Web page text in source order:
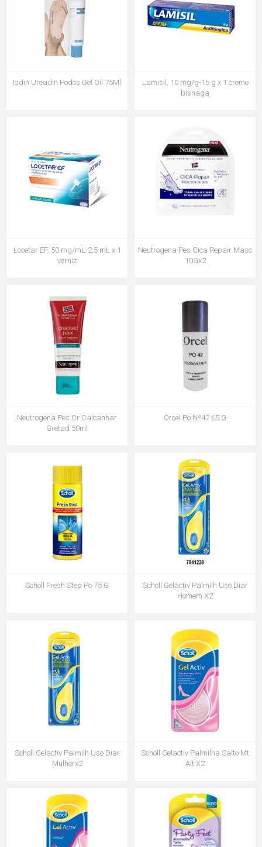
Isdin Ureadin Podos Gel Oil 75Ml
Lamisil, 10 mg/g-15 g x 1 creme
bisnaga
Locetar EF, 50 mg/mL-2,5 mL x 1
verniz
Neutrogena Pes Cica Repair Masc
10Gx2
Neutrogena Pes Cr Calcanhar
Gretad 50ml
Orcel Po Nº42 65 G
Scholl Fresh Step Po 75 G
Scholl Gelactiv Palmilh Uso Diar
Homem X2
Scholl Gelactiv Palmilh Uso Diar
Mulherx2
Scholl Gelactiv Palmilha Salto Mt
Alt X2